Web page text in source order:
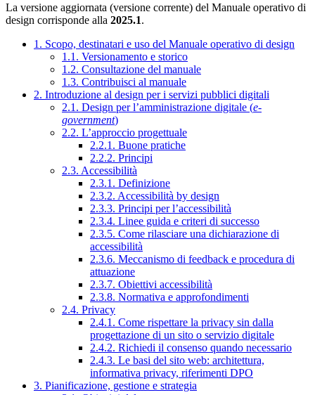
La versione aggiornata (versione corrente) del Manuale operativo di
design corrisponde alla 2025.1.
1. Scopo, destinatari e uso del Manuale operativo di design
1.1. Versionamento e storico
1.2. Consultazione del manuale
1.3. Contribuisci al manuale
2. Introduzione al design per i servizi pubblici digitali
2.1. Design per l’amministrazione digitale (e-
government)
2.2. L’approccio progettuale
2.2.1. Buone pratiche
2.2.2. Principi
2.3. Accessibilità
2.3.1. Definizione
2.3.2. Accessibilità by design
2.3.3. Principi per l’accessibilità
2.3.4. Linee guida e criteri di successo
2.3.5. Come rilasciare una dichiarazione di
accessibilità
2.3.6. Meccanismo di feedback e procedura di
attuazione
2.3.7. Obiettivi accessibilità
2.3.8. Normativa e approfondimenti
2.4. Privacy
2.4.1. Come rispettare la privacy sin dalla
progettazione di un sito o servizio digitale
2.4.2. Richiedi il consenso quando necessario
2.4.3. Le basi del sito web: architettura,
informativa privacy, riferimenti DPO
3. Pianificazione, gestione e strategia